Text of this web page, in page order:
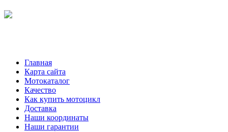
Главная
Карта сайта
Мотокаталог
Качество
Как купить мотоцикл
Доставка
Наши координаты
Наши гарантии